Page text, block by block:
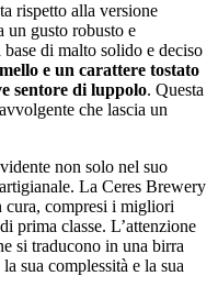
rispetto alla versione
un gusto robusto e
di malto solido e deciso
e un carattere tostato
sentore di luppolo. Questa
che lascia un
non solo nel suo
La Ceres Brewery
cura, compresi i migliori
prima classe. L’attenzione
si traducono in una birra
sua complessità e la sua